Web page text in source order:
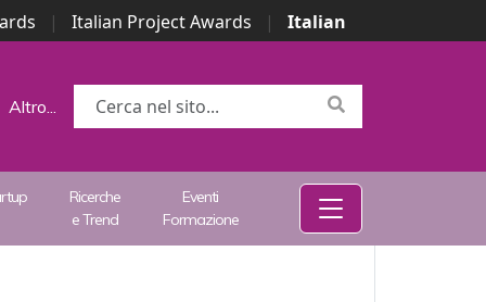
| Italian Project Awards | Italian
Altro...
Ricerche
e Trend
Eventi
Formazione